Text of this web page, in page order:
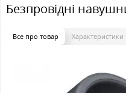
Безпровідні
Все про товар Характеристики